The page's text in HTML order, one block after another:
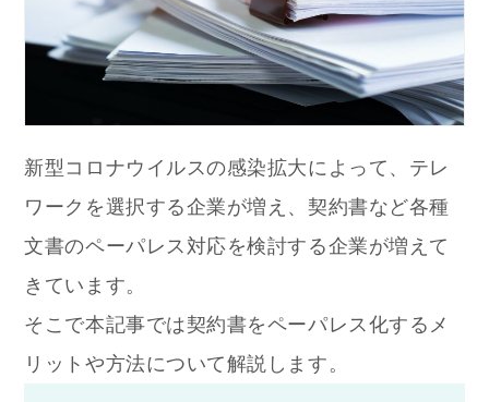
新型コロナウイルスの感染拡大によって、テレ
ワークを選択する企業が増え、契約書など各種
文書のペーパレス対応を検討する企業が増えて
きています。
そこで本記事では契約書をペーパレス化するメ
リットや方法について解説します。